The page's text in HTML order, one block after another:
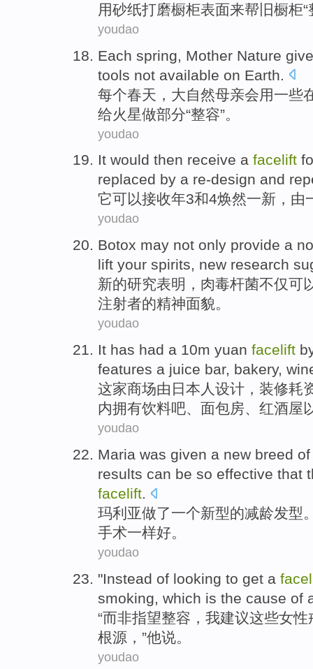
用砂纸打磨橱柜表面来帮 旧橱柜“
youdao
Each spring Mother Nature
tools not available on Earth
每个春天 ， 大自然母亲会用一些
给火星做部分“整容”。
youdao
It would then receive a facelift
replaced by a re-design and
它可以接收年3和4焕然一新 ， 由
youdao
Botox may not only provide a
lift your spirits, new research
新的研究表明 ， 肉毒杆菌不仅可
注射者的精神面貌。
youdao
It has had a 10m yuan facelift
features a juice bar, bakery,
这家商场由 日本人 设计 ，装修耗
内拥有饮料吧、 面包房、 红酒屋
youdao
Maria was given a new breed of
results can be so effective that
facelift.
玛利亚做了一个新型的减龄发型
手术一样好。
youdao
"Instead of looking to get a
smoking which is the cause of
“而非指望整容 ， 我建议这些女性
根源，”他说。
youdao